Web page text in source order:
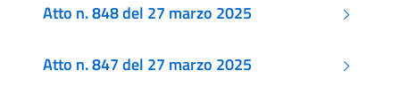
Atto n. 848 del 27 marzo 2025
Atto n. 847 del 27 marzo 2025